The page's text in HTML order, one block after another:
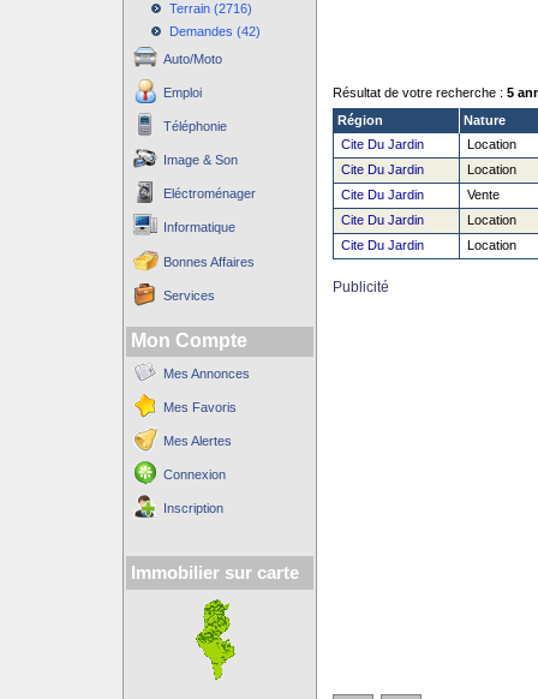
Terrain (2716)
Demandes (42)
Auto/Moto
Emploi
Téléphonie
Image & Son
Eléctroménager
Informatique
Bonnes Affaires
Services
Mon Compte
Mes Annonces
Mes Favoris
Mes Alertes
Connexion
Inscription
Immobilier sur carte
Résultat de votre recherche : 5
Région
Nature
Cite Du Jardin
Location
Cite Du Jardin
Location
Cite Du Jardin
Vente
Cite Du Jardin
Location
Cite Du Jardin
Location
Publicité